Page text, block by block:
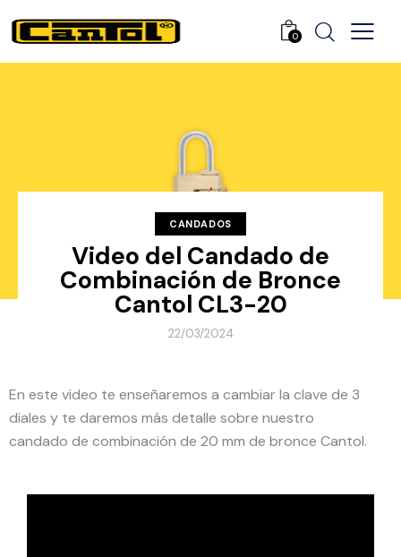
0
CANDADOS
Video del Candado de
Combinación de Bronce
Cantol CL3-20
22/03/2024
En este video te enseñaremos a cambiar la clave de 3
diales y te daremos más detalle sobre nuestro
candado de combinación de 20 mm de bronce Cantol.